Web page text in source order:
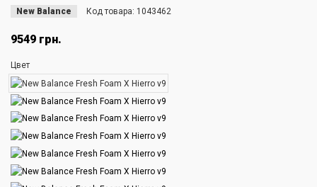
New Balance Код товара: 1043462
9549 грн.
Цвет